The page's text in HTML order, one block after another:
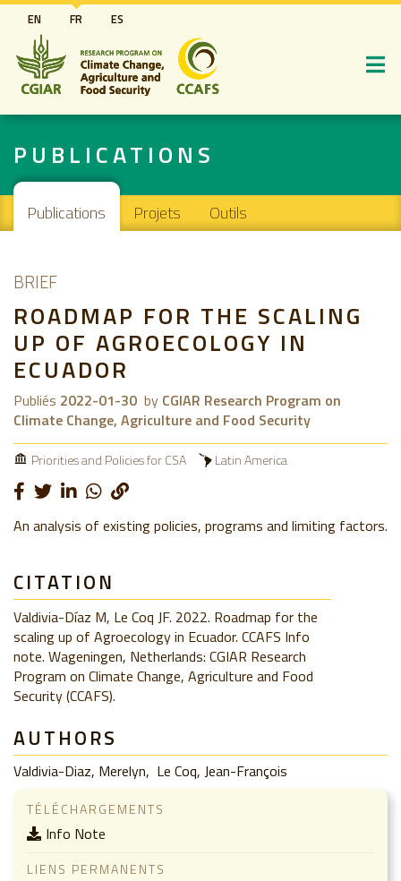
Aller
au
contenu
principal
EN FR ES
PUBLICATIONS
Main navigation
Publications Projets Outils
BRIEF
ROADMAP FOR THE SCALING
UP OF AGROECOLOGY IN
ECUADOR
Publiés 2022-01-30 by CGIAR Research Program on
Climate Change, Agriculture and Food Security
Priorities and Policies for CSA Latin America
An analysis of existing policies, programs and limiting factors.
CITATION
Valdivia-Díaz M, Le Coq JF. 2022. Roadmap for the
scaling up of Agroecology in Ecuador. CCAFS Info
note. Wageningen, Netherlands: CGIAR Research
Program on Climate Change, Agriculture and Food
Security (CCAFS).
AUTHORS
Valdivia-Diaz, Merelyn Le Coq, Jean-François
TÉLÉCHARGEMENTS
Info Note
LIENS PERMANENTS